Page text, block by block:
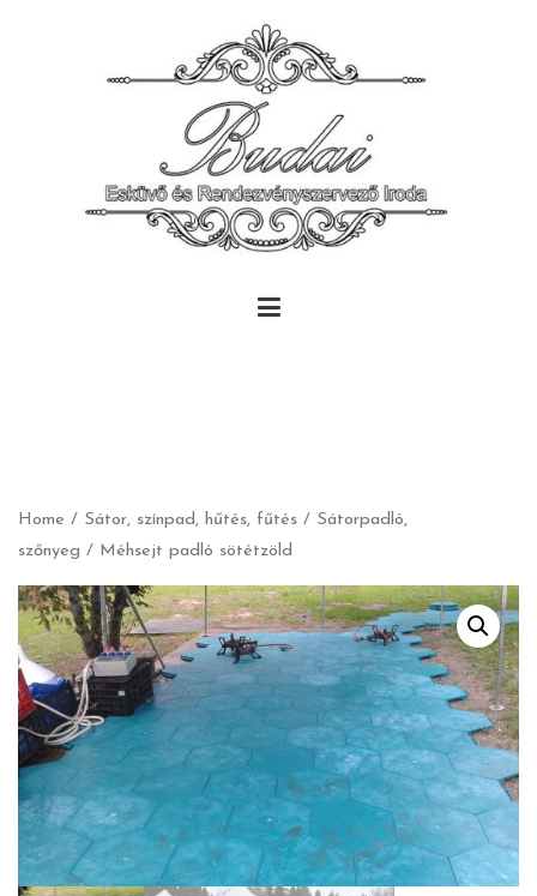
Home / Sátor, színpad, hűtés, fűtés / Sátorpadló,
szőnyeg / Méhsejt padló sötétzöld